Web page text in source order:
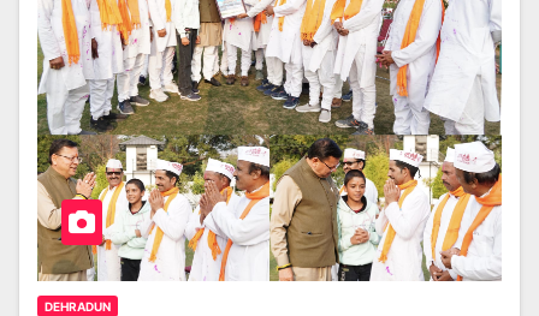
DEHRADUN